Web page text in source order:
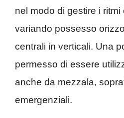
nel modo di gestire i ritmi
variando possesso
centrali in verticali. Una
permesso di essere
anche da mezzala,
emergenziali.